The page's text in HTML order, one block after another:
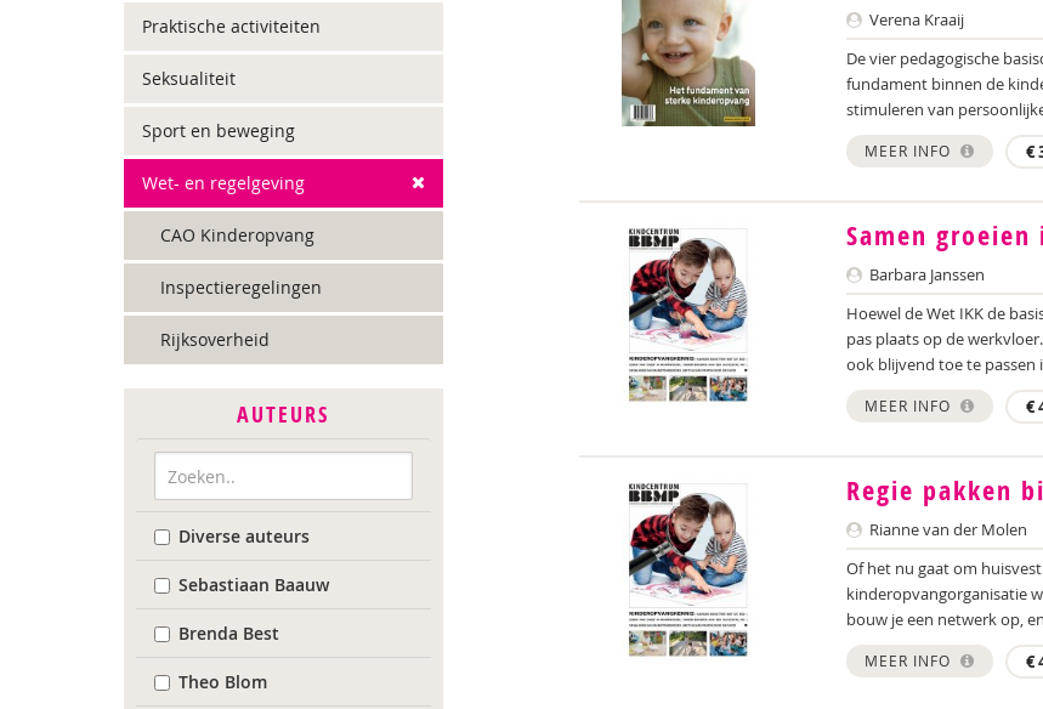
Praktische activiteiten
Seksualiteit
Sport en beweging
Wet- en regelgeving
CAO Kinderopvang
Inspectieregelingen
Rijksoverheid
AUTEURS
Diverse auteurs
Sebastiaan Baauw
Brenda Best
Theo Blom
Verena Kraaij
De vier pedagogische
fundament binnen de
stimuleren van
MEER INFO €
Samen
Barbara Janssen
Hoewel de Wet IKK de
pas plaats op de
ook blijvend toe te passen
MEER INFO €
Regie pakken
Rianne van der Molen
Of het nu gaat om
kinderopvangorganisatie
bouw je een netwerk op,
MEER INFO €